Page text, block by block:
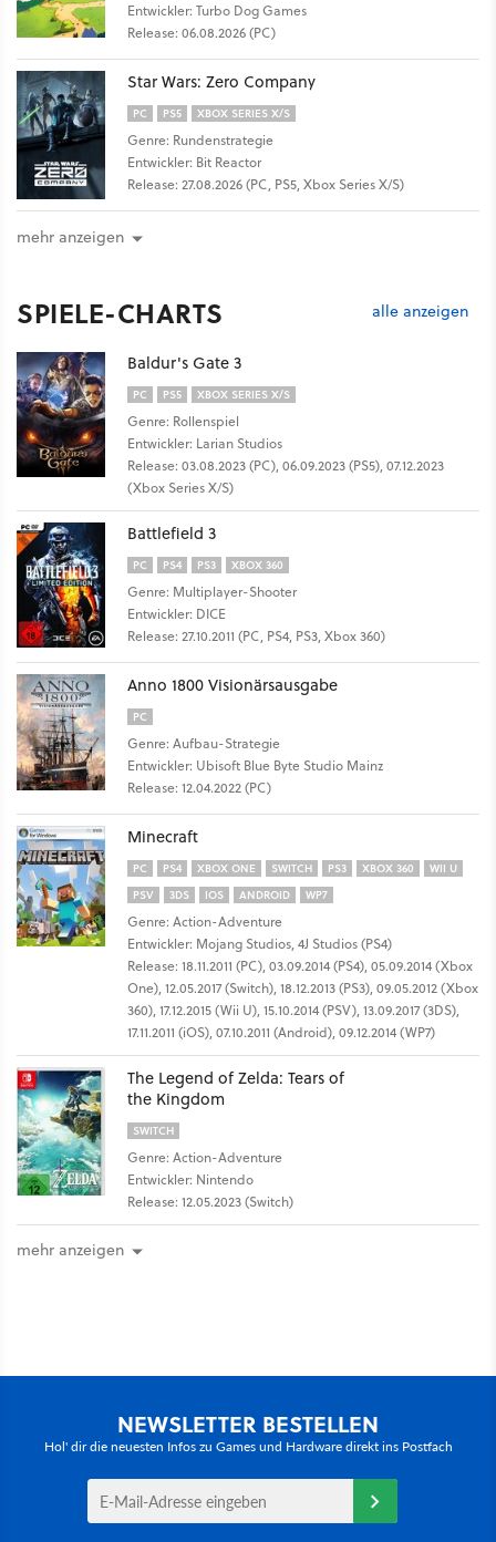
Entwickler: Turbo Dog Games
Release: 06.08.2026 (PC)
Star Wars: Zero Company
PC PS5 XBOX SERIES X/S
Genre: Rundenstrategie
Entwickler: Bit Reactor
Release: 27.08.2026 (PC, PS5, Xbox Series X/S)
mehr anzeigen
SPIELE-CHARTS alle anzeigen
Baldur's Gate 3
PC PS5 XBOX SERIES X/S
Genre: Rollenspiel
Entwickler: Larian Studios
Release: 03.08.2023 (PC), 06.09.2023 (PS5), 07.12.2023
(Xbox Series X/S)
Battlefield 3
PC PS4 PS3 XBOX 360
Genre: Multiplayer-Shooter
Entwickler: DICE
Release: 27.10.2011 (PC, PS4, PS3, Xbox 360)
Anno 1800 Visionärsausgabe
PC
Genre: Aufbau-Strategie
Entwickler: Ubisoft Blue Byte Studio Mainz
Release: 12.04.2022 (PC)
Minecraft
PC PS4 XBOX ONE SWITCH PS3 XBOX 360
WII U
PSV
3DS IOS ANDROID WP7
Genre: Action-Adventure
Entwickler: Mojang Studios, 4J Studios (PS4)
Release: 18.11.2011 (PC), 03.09.2014 (PS4), 05.09.2014 (Xbox
One), 12.05.2017 (Switch), 18.12.2013 (PS3), 09.05.2012 (Xbox
360), 17.12.2015 (Wii U), 15.10.2014 (PSV), 13.09.2017 (3DS),
17.11.2011 (iOS), 07.10.2011 (Android), 09.12.2014 (WP7)
The Legend of Zelda: Tears of
the Kingdom
SWITCH
Genre: Action-Adventure
Entwickler: Nintendo
Release: 12.05.2023 (Switch)
mehr anzeigen
NEWSLETTER BESTELLEN
Hol' dir die neuesten Infos zu Games und Hardware direkt ins Postfach